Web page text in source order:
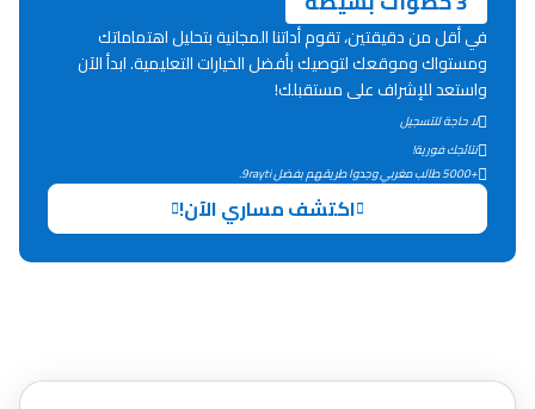
التوجيه بالثانوي و الإعدادي
في أقل من دقيقتين، تقوم أداتنا المجانية بتحليل اهتماماتك
ومستواك وموقعك لتوصيك بأفضل الخيارات التعليمية. ابدأ الآن
واستعد للإشراف على مستقبلك!
لا حاجة للتسجيل
نتائجك فورية!
+5000 طالب مغربي وجدوا طريقهم بفضل 9rayti.
اكتشف مساري الآن!